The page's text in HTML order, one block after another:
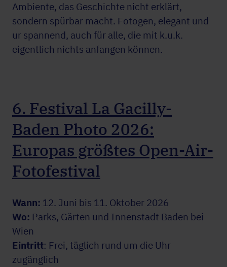
Ambiente, das Geschichte nicht erklärt,
sondern spürbar macht. Fotogen, elegant und
ur spannend, auch für alle, die mit k.u.k.
eigentlich nichts anfangen können.
6. Festival La Gacilly-
Baden Photo 2026:
Europas größtes Open-Air-
Fotofestival
Wann: 12. Juni bis 11. Oktober 2026
Wo: Parks, Gärten und Innenstadt Baden bei
Wien
Eintritt: Frei, täglich rund um die Uhr
zugänglich